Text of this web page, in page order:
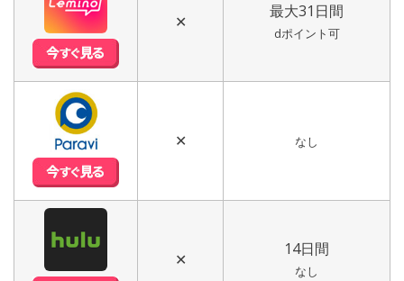
✕
最大31日間
dポイント可
✕ なし
✕
14日間
なし